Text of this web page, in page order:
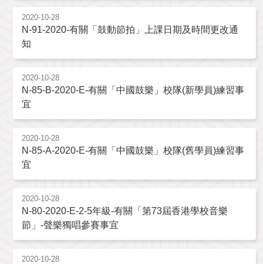
2020-10-28
N-91-2020-有關「鼓動節拍」上課日期及時間更改通
知
2020-10-28
N-85-B-2020-E-有關「中國鼓樂」校隊(新學員)練習事
宜
2020-10-28
N-85-A-2020-E-有關「中國鼓樂」校隊(舊學員)練習事
宜
2020-10-28
N-80-2020-E-2-5年級-有關「第73屆香港學校音樂
節」-聲樂獨唱參賽事宜
2020-10-28